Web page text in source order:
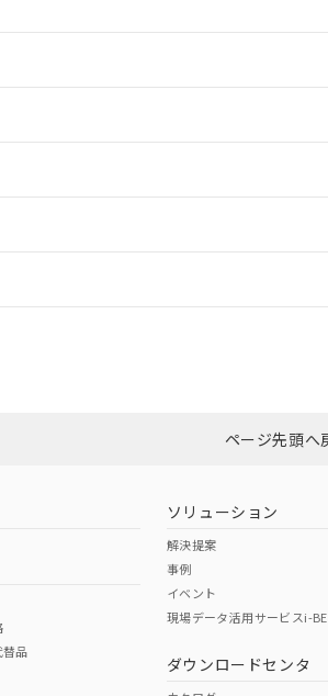
ダウンロードはこちら
Cr(VI)
ページ先頭へ
品
ソリューション
解決提案
事例
イベント
現場データ活用サービスi-
ダウンロードセンタ